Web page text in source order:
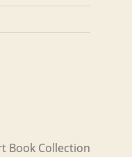
Book Collection